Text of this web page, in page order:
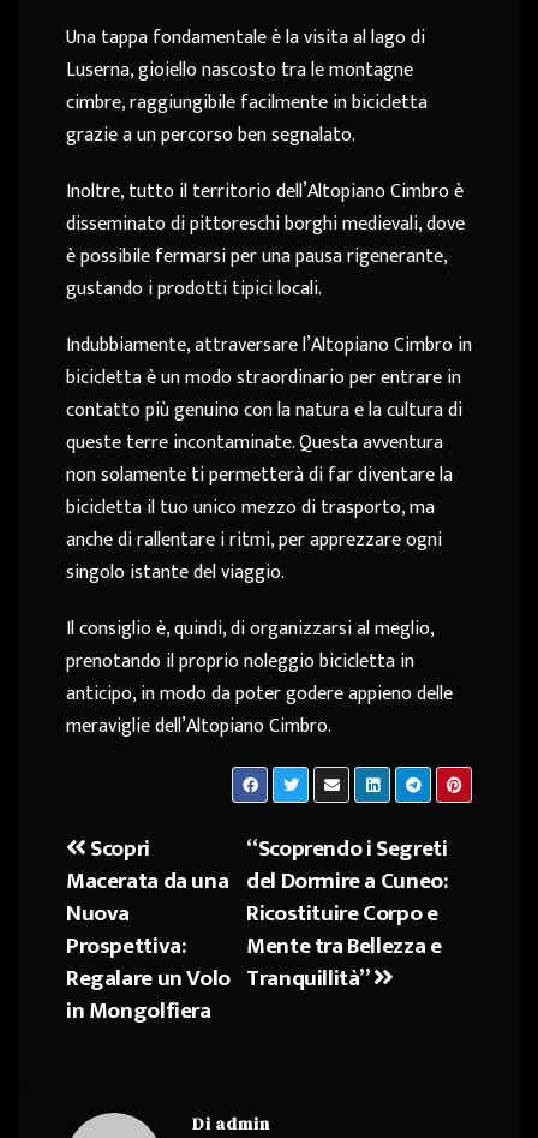
Una tappa fondamentale è la visita al lago di
Luserna, gioiello nascosto tra le montagne
cimbre, raggiungibile facilmente in bicicletta
grazie a un percorso ben segnalato.
Inoltre, tutto il territorio dell’Altopiano Cimbro è
disseminato di pittoreschi borghi medievali, dove
è possibile fermarsi per una pausa rigenerante,
gustando i prodotti tipici locali.
Indubbiamente, attraversare l’Altopiano Cimbro in
bicicletta è un modo straordinario per entrare in
contatto più genuino con la natura e la cultura di
queste terre incontaminate. Questa avventura
non solamente ti permetterà di far diventare la
bicicletta il tuo unico mezzo di trasporto, ma
anche di rallentare i ritmi, per apprezzare ogni
singolo istante del viaggio.
Il consiglio è, quindi, di organizzarsi al meglio,
prenotando il proprio noleggio bicicletta in
anticipo, in modo da poter godere appieno delle
meraviglie dell’Altopiano Cimbro.
Navigazione
articoli
“Scoprendo i Segreti
del Dormire a Cuneo:
Ricostituire Corpo e
Mente tra Bellezza e
Tranquillità”
Scopri
Macerata da una
Nuova
Prospettiva:
Regalare un Volo
in Mongolfiera
Di admin